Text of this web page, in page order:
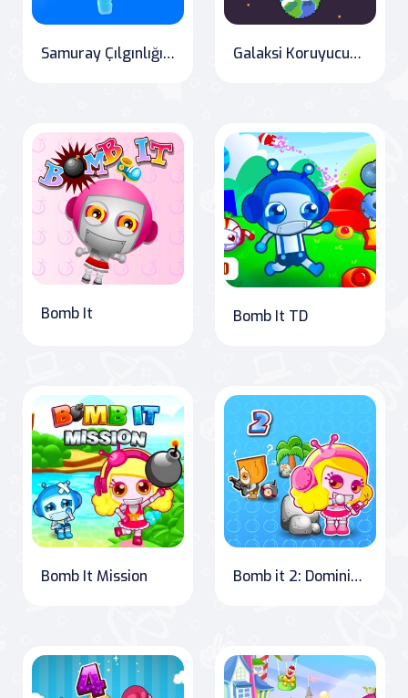
Samuray Çılgınlığı: Parkur Savaşı Galaksi Koruyucusu: Android Savaşı
Bomb It Bomb It TD
Bomb It Mission Bomb it 2: Dominion of Destruction